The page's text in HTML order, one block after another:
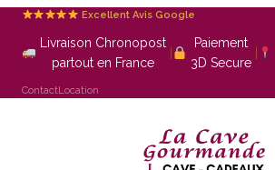
Excellent Avis Google
Livraison Chronopost
partout en France
Paiement
3D Secure
ContactLocation